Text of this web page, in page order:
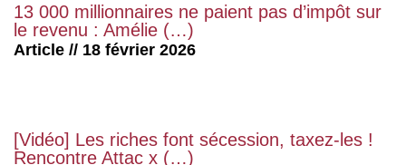
13 000 millionnaires ne paient pas d’impôt sur
le revenu : Amélie (…)
Article // 18 février 2026
[Vidéo] Les riches font sécession, taxez-les !
Rencontre Attac x (…)